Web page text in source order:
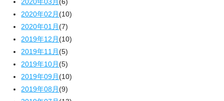
2020年03月(6)
2020年02月(10)
2020年01月(7)
2019年12月(10)
2019年11月(5)
2019年10月(5)
2019年09月(10)
2019年08月(9)